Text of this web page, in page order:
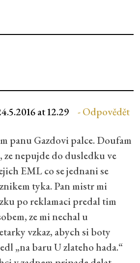
at 12.29 Odpovědět
panu Gazdovi palce. Doufam
ze nepujde do dusledku ve
EML co se jednani se
tyka. Pan mistr mi
po reklamaci predal tim
ze mi nechal u
vzkaz, abych si boty
„na baru U zlateho hada.“